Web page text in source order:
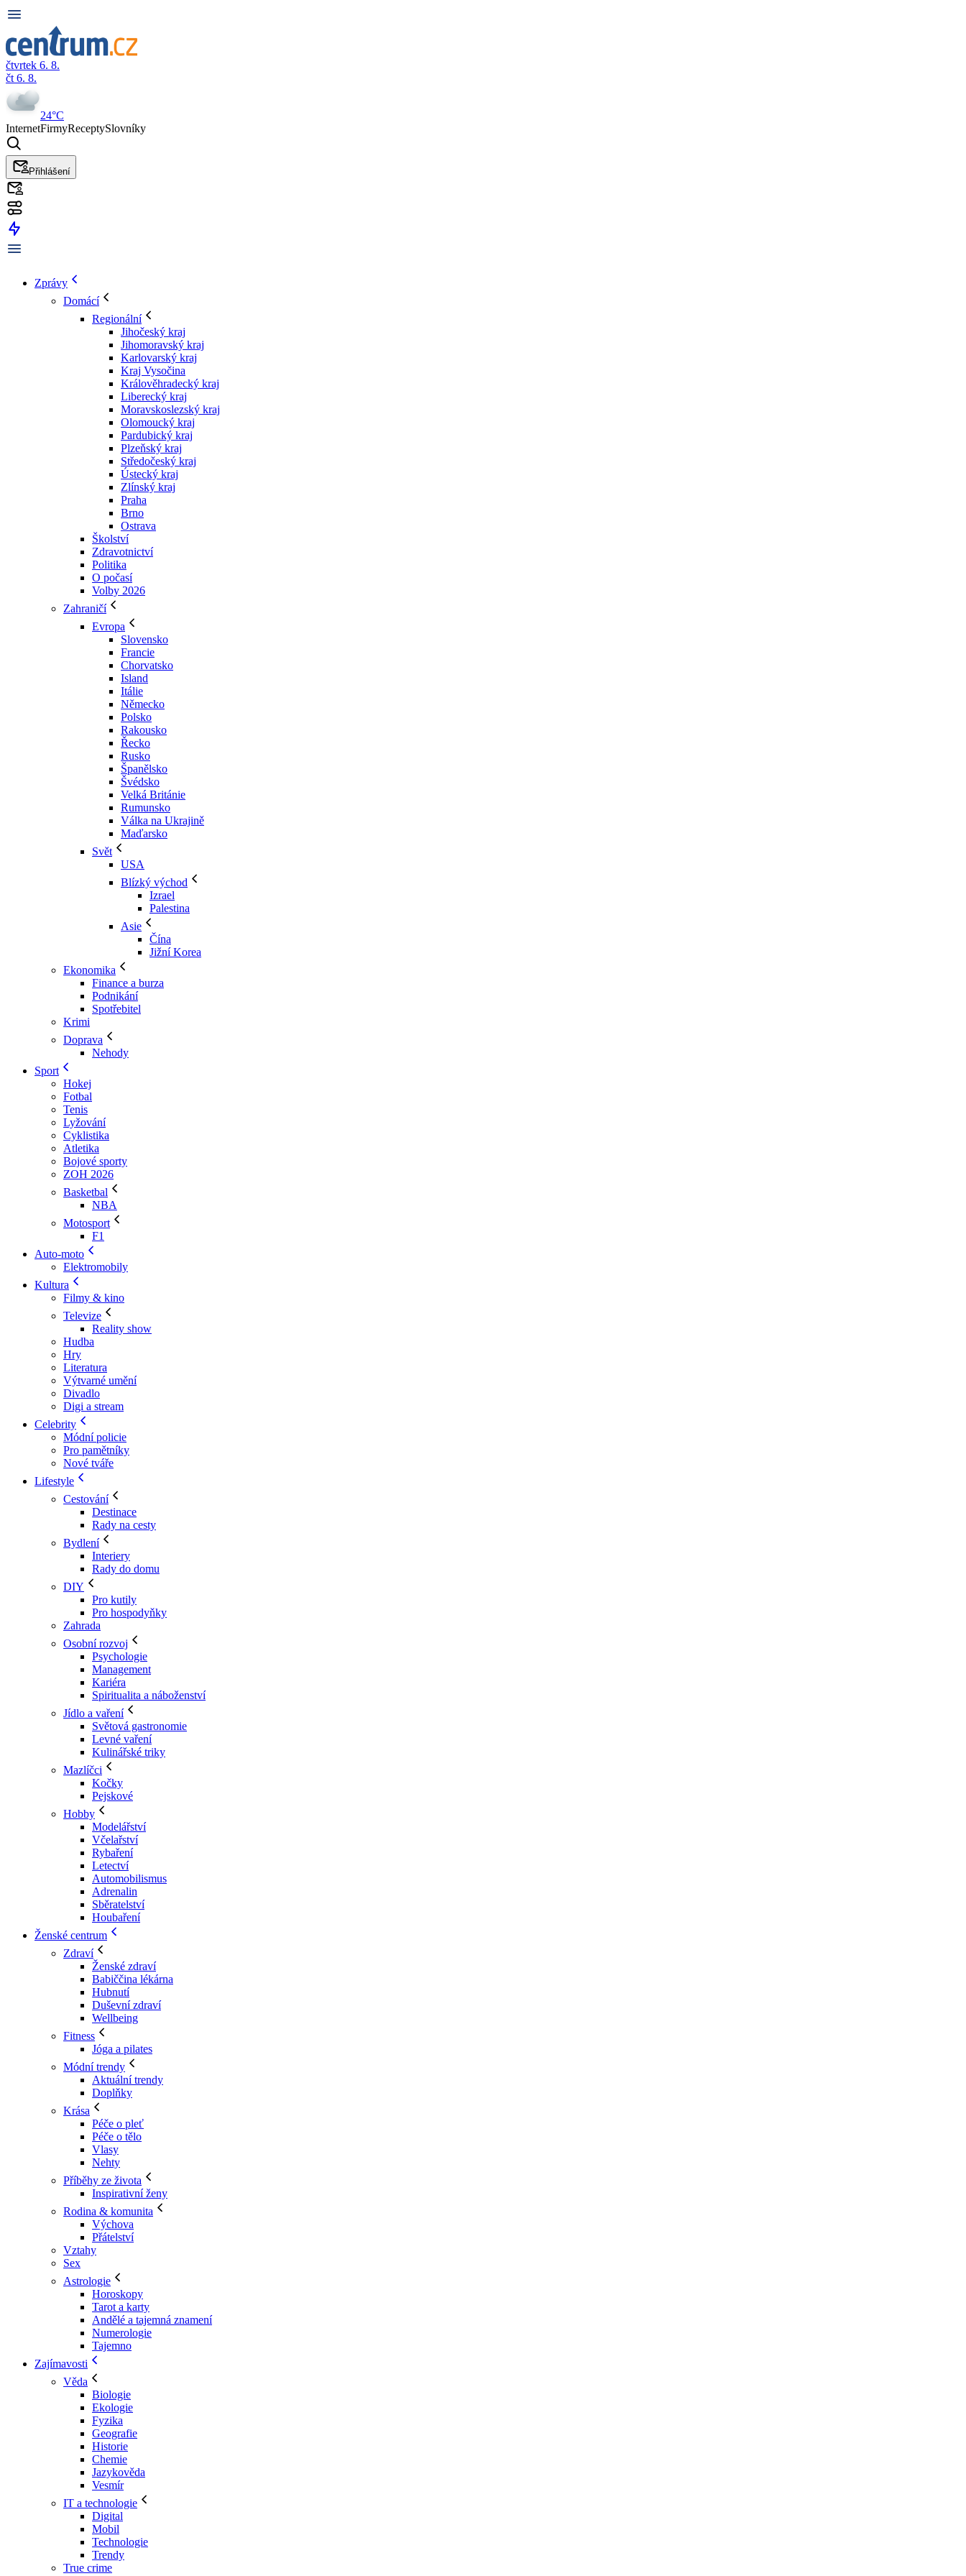
čtvrtek 6. 8.
čt 6. 8.
24°C
InternetFirmyReceptySlovníky
Přihlášení
Zprávy
Domácí
Regionální
Jihočeský kraj
Jihomoravský kraj
Karlovarský kraj
Kraj Vysočina
Králověhradecký kraj
Liberecký kraj
Moravskoslezský kraj
Olomoucký kraj
Pardubický kraj
Plzeňský kraj
Středočeský kraj
Ústecký kraj
Zlínský kraj
Praha
Brno
Ostrava
Školství
Zdravotnictví
Politika
O počasí
Volby 2026
Zahraničí
Evropa
Slovensko
Francie
Chorvatsko
Island
Itálie
Německo
Polsko
Rakousko
Řecko
Rusko
Španělsko
Švédsko
Velká Británie
Rumunsko
Válka na Ukrajině
Maďarsko
Svět
USA
Blízký východ
Izrael
Palestina
Asie
Čína
Jižní Korea
Ekonomika
Finance a burza
Podnikání
Spotřebitel
Krimi
Doprava
Nehody
Sport
Hokej
Fotbal
Tenis
Lyžování
Cyklistika
Atletika
Bojové sporty
ZOH 2026
Basketbal
NBA
Motosport
F1
Auto-moto
Elektromobily
Kultura
Filmy & kino
Televize
Reality show
Hudba
Hry
Literatura
Výtvarné umění
Divadlo
Digi a stream
Celebrity
Módní policie
Pro pamětníky
Nové tváře
Lifestyle
Cestování
Destinace
Rady na cesty
Bydlení
Interiery
Rady do domu
DIY
Pro kutily
Pro hospodyňky
Zahrada
Osobní rozvoj
Psychologie
Management
Kariéra
Spiritualita a náboženství
Jídlo a vaření
Světová gastronomie
Levné vaření
Kulinářské triky
Mazlíčci
Kočky
Pejskové
Hobby
Modelářství
Včelařství
Rybaření
Letectví
Automobilismus
Adrenalin
Sběratelství
Houbaření
Ženské centrum
Zdraví
Ženské zdraví
Babiččina lékárna
Hubnutí
Duševní zdraví
Wellbeing
Fitness
Jóga a pilates
Módní trendy
Aktuální trendy
Doplňky
Krása
Péče o pleť
Péče o tělo
Vlasy
Nehty
Příběhy ze života
Inspirativní ženy
Rodina & komunita
Výchova
Přátelství
Vztahy
Sex
Astrologie
Horoskopy
Tarot a karty
Andělé a tajemná znamení
Numerologie
Tajemno
Zajímavosti
Věda
Biologie
Ekologie
Fyzika
Geografie
Historie
Chemie
Jazykověda
Vesmír
IT a technologie
Digital
Mobil
Technologie
Trendy
True crime